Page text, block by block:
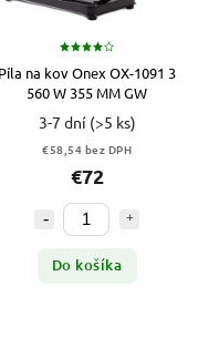
Píla na kov Onex OX-1091 3
560 W 355 MM GW
3-7 dní (>5 ks)
€58,54 bez DPH
€72
Do košíka